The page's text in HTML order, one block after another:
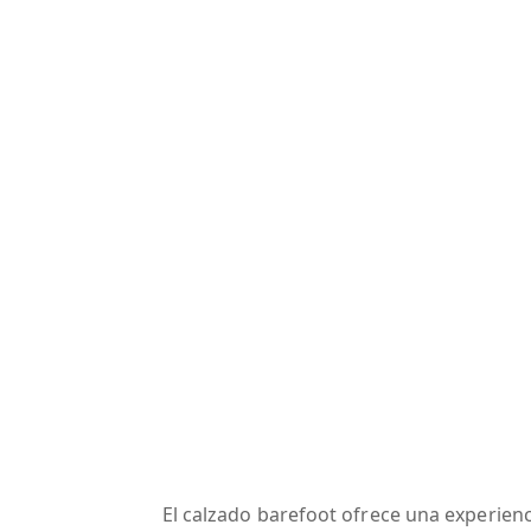
El calzado barefoot ofrece una